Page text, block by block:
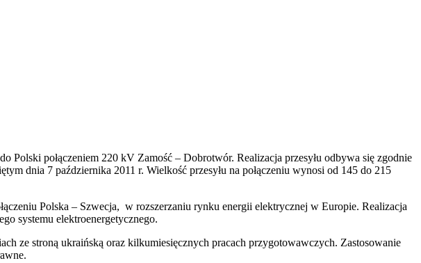
Polski połączeniem 220 kV Zamość – Dobrotwór. Realizacja przesyłu odbywa się zgodnie
dnia 7 października 2011 r. Wielkość przesyłu na połączeniu wynosi od 145 do 215
Polska – Szwecja, w rozszerzaniu rynku energii elektrycznej w Europie. Realizacja
systemu elektroenergetycznego.
ze stroną ukraińską oraz kilkumiesięcznych pracach przygotowawczych. Zastosowanie